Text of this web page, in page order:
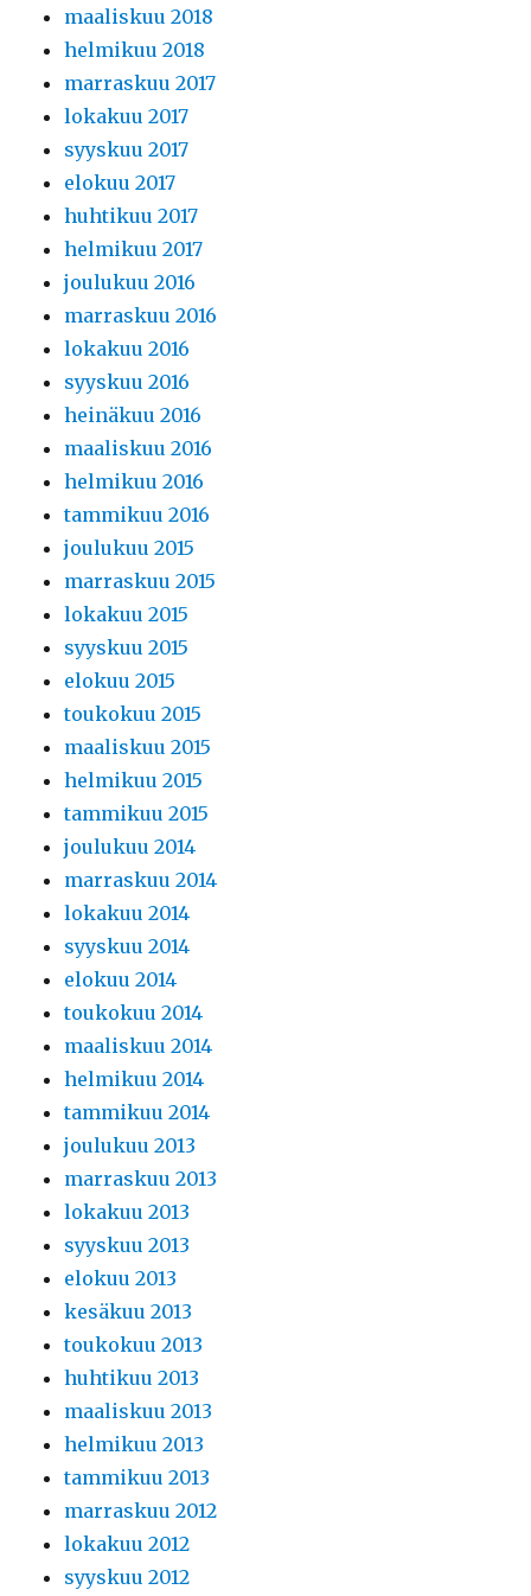
maaliskuu 2018
helmikuu 2018
marraskuu 2017
lokakuu 2017
syyskuu 2017
elokuu 2017
huhtikuu 2017
helmikuu 2017
joulukuu 2016
marraskuu 2016
lokakuu 2016
syyskuu 2016
heinäkuu 2016
maaliskuu 2016
helmikuu 2016
tammikuu 2016
joulukuu 2015
marraskuu 2015
lokakuu 2015
syyskuu 2015
elokuu 2015
toukokuu 2015
maaliskuu 2015
helmikuu 2015
tammikuu 2015
joulukuu 2014
marraskuu 2014
lokakuu 2014
syyskuu 2014
elokuu 2014
toukokuu 2014
maaliskuu 2014
helmikuu 2014
tammikuu 2014
joulukuu 2013
marraskuu 2013
lokakuu 2013
syyskuu 2013
elokuu 2013
kesäkuu 2013
toukokuu 2013
huhtikuu 2013
maaliskuu 2013
helmikuu 2013
tammikuu 2013
marraskuu 2012
lokakuu 2012
syyskuu 2012